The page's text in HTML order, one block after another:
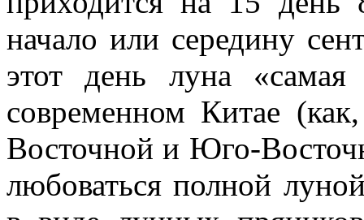
начало или середину
этот день луна
современном Китае
Восточной и Юго-
любоваться полной